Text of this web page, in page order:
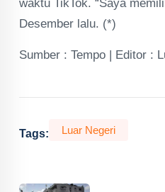
waktu TikTok. “Saya
Desember lalu. (*)
Sumber : Tempo | Editor :
Tags: Luar Negeri